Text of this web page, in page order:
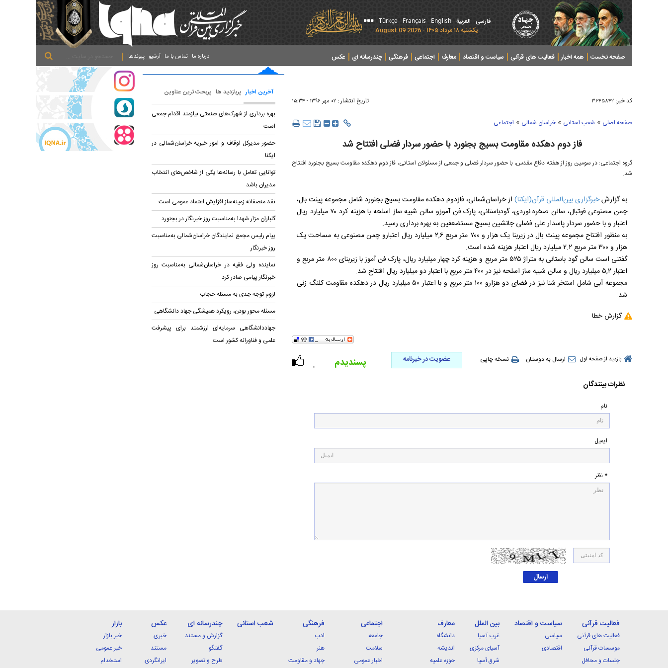
فارسی العربیة English
Français
Türkçe
يکشنبه ۱۸ مرداد ۱۴۰۵ - 2026 August 09
صفحه نخست همه اخبار فعالیت های قرآنی سیاست و اقتصاد معارف اجتماعی فرهنگی چندرسانه ای عکس پیوندها آرشیو تماس با ما درباره ما
کد خبر: ۳۶۴۵۸۴۲ تاریخ انتشار : ۰۲ مهر ۱۳۹۶ - ۱۵:۳۴
صفحه اصلی » شعب استانی » خراسان شمالی » اجتماعی
فاز دوم دهکده مقاومت بسیج بجنورد با حضور سردار فضلی افتتاح شد
گروه اجتماعی: در سومین روز از هفته دفاع مقدس، با حضور سردار فضلی و جمعی از مسئولان استانی، فاز دوم دهکده مقاومت بسیج بجنورد افتتاح
شد.
به گزارشخبرگزاری بین‌المللی قرآن(ایکنا) از خراسان‌شمالی، فازدوم دهکده مقاومت بسیج بجنورد شامل مجموعه پینت بال،
چمن مصنوعی فوتبال، سالن صخره نوردی، گودباستانی، پارک فن آموزو سالن شبیه ساز اسلحه با هزینه کرد ۷۰ میلیارد ریال
اعتبار و با حضور سردار پاسدار علی فضلی جانشین بسیج مستضعفین به بهره برداری رسید.
به منظور افتتاح مجموعه پینت بال در زیربنا یک هزار و ۷۰۰ متر مربع ۲,۶ میلیارد ریال اعتبارو چمن مصنوعی به مساحت یک
هزار و ۳۰۰ متر مربع ۲.۲ میلیارد ریال اعتبار هزینه شده است.
گفتنی است سالن گود باستانی به متراژ ۵۲۵ متر مربع و هزینه کرد چهار میلیارد ریال، پارک فن آموز با زیربنای ۸۰۰ متر مربع و
اعتبار ۵,۲ میلیارد ریال و سالن شبیه ساز اسلحه نیز در ۴۰۰ متر مربع با اعتبار دو میلیارد ریال افتتاح شد.
مجموعه آبی شامل استخر شنا نیز در فضای دو هزارو ۱۰۰ متر مربع و با اعتبار ۵۰ میلیارد ریال در دهکده مقاومت کلنگ زنی
شد.
گزارش خطا
بازدید از صفحه اول ارسال به دوستان نسخه چاپی عضویت در خبرنامه
۰ پسندیدم
نظرات بینندگان
نام
ایمیل
* نظر
آخرین اخبار پربازدید ها پربحث ترین عناوین
بهره برداری از شهرک‌های صنعتی نیازمند اقدام جمعی
است
حضور مدیرکل اوقاف و امور خیریه خراسان‌شمالی در
ایکنا
توانایی تعامل با رسانه‌ها یکی از شاخص‌های انتخاب
مدیران باشد
نقد منصفانه زمینه‌ساز افزایش اعتماد عمومی است
گلباران مزار شهدا به‌مناسبت روز خبرنگار در بجنورد
پیام رئیس مجمع نمایندگان خراسان‌شمالی به‌مناسبت
روز خبرنگار
نماینده ولی‌ فقیه در خراسان‌شمالی به‌مناسبت روز
خبرنگار پیامی صادر کرد
لزوم توجه جدی به مسئله حجاب
مسئله محور بودن، رویکرد همیشگی جهاد دانشگاهی
جهاددانشگاهی سرمایه‌ای ارزشمند برای پیشرفت
علمی و فناورانه کشور است
فعالیت قرآنی
فعالیت های قرآنی
موسسات قرآنی
جلسات و محافل
سیاست و اقتصاد
سیاسی
اقتصادی
بین الملل
غرب آسیا
آسیای مرکزی
شرق آسیا
معارف
دانشگاه
اندیشه
حوزه علمیه
اجتماعی
جامعه
سلامت
اخبار عمومی
فرهنگی
ادب
هنر
جهاد و مقاومت
شعب استانی چندرسانه ای
گزارش و مستند
گفتگو
طرح و تصویر
عکس
خبری
مستند
ایرانگردی
بازار
خبر بازار
خبر عمومی
استخدام